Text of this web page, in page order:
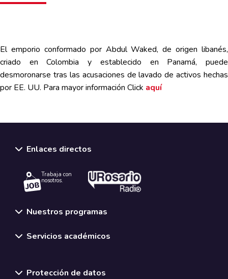
El emporio conformado por Abdul Waked, de origen libanés,
criado en Colombia y establecido en Panamá, puede
desmoronarse tras las acusaciones de lavado de activos hechas
por EE. UU. Para mayor información Click aquí
Enlaces directos
Trabaja con
nosotros.
Nuestros programas
Servicios académicos
Protección de datos